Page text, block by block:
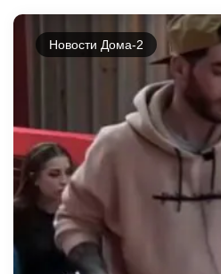
Новости Дома-2